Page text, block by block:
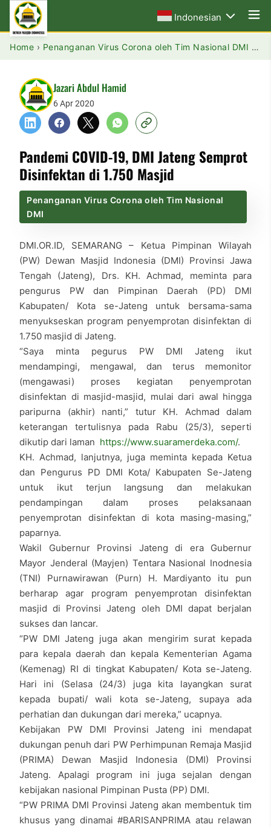
Indonesian
Home › Penanganan Virus Corona oleh Tim Nasional DMI
Jazari Abdul Hamid
6 Apr 2020
Pandemi COVID-19, DMI Jateng Semprot
Disinfektan di 1.750 Masjid
Penanganan Virus Corona oleh Tim Nasional
DMI
DMI.OR.ID, SEMARANG – Ketua Pimpinan Wilayah
(PW) Dewan Masjid Indonesia (DMI) Provinsi Jawa
Tengah (Jateng), Drs. KH. Achmad, meminta para
pengurus PW dan Pimpinan Daerah (PD) DMI
Kabupaten/ Kota se-Jateng untuk bersama-sama
menyukseskan program penyemprotan disinfektan di
1.750 masjid di Jateng.
“Saya minta pegurus PW DMI Jateng ikut
mendampingi, mengawal, dan terus memonitor
(mengawasi) proses kegiatan penyemprotan
disinfektan di masjid-masjid, mulai dari awal hingga
paripurna (akhir) nanti,” tutur KH. Achmad dalam
keterangan tertulisnya pada Rabu (25/3), seperti
dikutip dari laman https://www.suaramerdeka.com/.
KH. Achmad, lanjutnya, juga meminta kepada Ketua
dan Pengurus PD DMI Kota/ Kabupaten Se-Jateng
untuk ikut terjun langsung dan melakukan
pendampingan dalam proses pelaksanaan
penyemprotan disinfektan di kota masing-masing,”
paparnya.
Wakil Gubernur Provinsi Jateng di era Gubernur
Mayor Jenderal (Mayjen) Tentara Nasional Inodnesia
(TNI) Purnawirawan (Purn) H. Mardiyanto itu pun
berharap agar program penyemprotan disinfektan
masjid di Provinsi Jateng oleh DMI dapat berjalan
sukses dan lancar.
“PW DMI Jateng juga akan mengirim surat kepada
para kepala daerah dan kepala Kementerian Agama
(Kemenag) RI di tingkat Kabupaten/ Kota se-Jateng.
Hari ini (Selasa (24/3) juga kita layangkan surat
kepada bupati/ wali kota se-Jateng, supaya ada
perhatian dan dukungan dari mereka,” ucapnya.
Kebijakan PW DMI Provinsi Jateng ini mendapat
dukungan penuh dari PW Perhimpunan Remaja Masjid
(PRIMA) Dewan Masjid Indonesia (DMI) Provinsi
Jateng. Apalagi program ini juga sejalan dengan
kebijakan nasional Pimpinan Pusta (PP) DMI.
“PW PRIMA DMI Provinsi Jateng akan membentuk tim
khusus yang dinamai #BARISANPRIMA atau relawan